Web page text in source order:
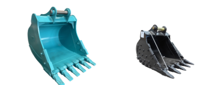
устройство,
используемое для
привода
оборудования,
гидравлическоеSwing
устройство SG025
SG025E SG025E-138
поворотный мотор.